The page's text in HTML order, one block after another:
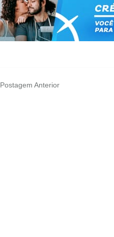
Postagem Anterior